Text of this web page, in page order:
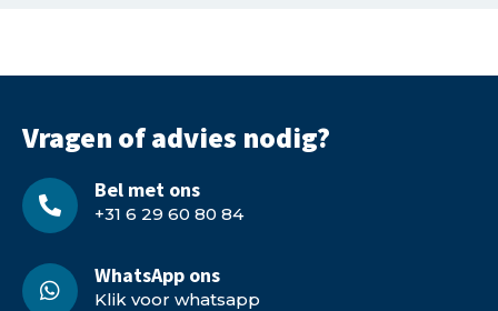
Vragen of advies nodig?
Bel met ons
+31 6 29 60 80 84
WhatsApp ons
Klik voor whatsapp